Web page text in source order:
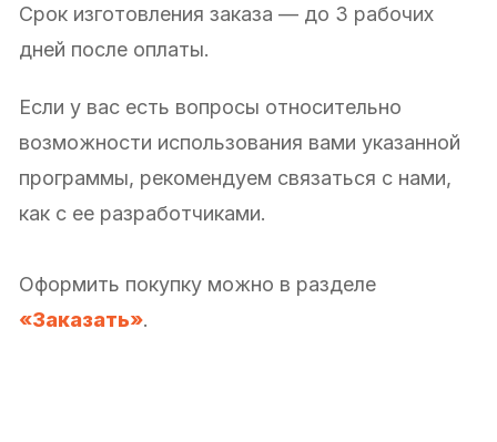
Срок изготовления заказа — до 3 рабочих
дней после оплаты.
Если у вас есть вопросы относительно
возможности использования вами указанной
программы, рекомендуем связаться с нами,
как с ее разработчиками.
Оформить покупку можно в разделе
«Заказать».